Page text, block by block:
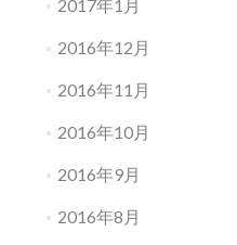
2017年1月
2016年12月
2016年11月
2016年10月
2016年9月
2016年8月